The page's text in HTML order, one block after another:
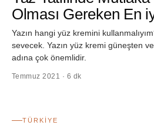
Olması Gereken En
Yazın hangi yüz kremini
sevecek. Yazın yüz kremi güneşten
adına çok önemlidir.
Temmuz 2021 · 6 dk
TÜRKIYE